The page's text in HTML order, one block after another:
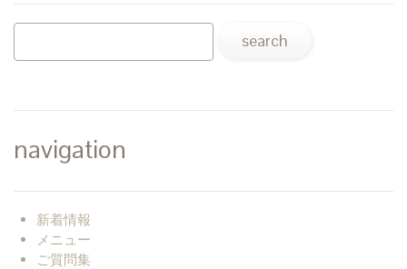
navigation
新着情報
メニュー
ご質問集